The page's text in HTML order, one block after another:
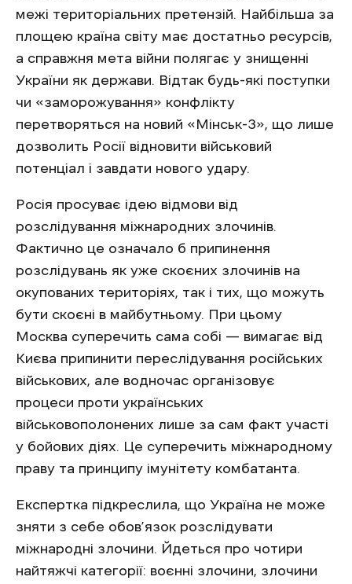
межі територіальних претензій. Найбільша за
площею країна світу має достатньо ресурсів,
а справжня мета війни полягає у знищенні
України як держави. Відтак будь-які поступки
чи «заморожування» конфлікту
перетворяться на новий «Мінськ-3», що лише
дозволить Росії відновити військовий
потенціал і завдати нового удару.
Росія просуває ідею відмови від
розслідування міжнародних злочинів.
Фактично це означало б припинення
розслідувань як уже скоєних злочинів на
окупованих територіях, так і тих, що можуть
бути скоєні в майбутньому. При цьому
Москва суперечить сама собі — вимагає від
Києва припинити переслідування російських
військових, але водночас організовує
процеси проти українських
військовополонених лише за сам факт участі
у бойових діях. Це суперечить міжнародному
праву та принципу імунітету комбатанта.
Експертка підкреслила, що Україна не може
зняти з себе обов’язок розслідувати
міжнародні злочини. Йдеться про чотири
найтяжчі категорії: воєнні злочини, злочини